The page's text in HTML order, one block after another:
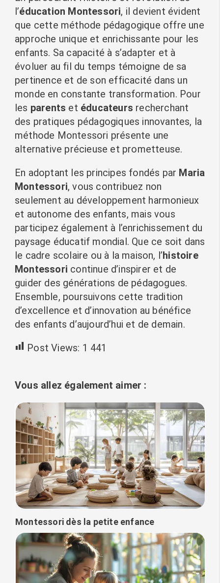
l’éducation Montessori, il devient évident
que cette méthode pédagogique offre une
approche unique et enrichissante pour les
enfants. Sa capacité à s’adapter et à
évoluer au fil du temps témoigne de sa
pertinence et de son efficacité dans un
monde en constante transformation. Pour
les parents et éducateurs recherchant
des pratiques pédagogiques innovantes, la
méthode Montessori présente une
alternative précieuse et prometteuse.
En adoptant les principes fondés par Maria
Montessori, vous contribuez non
seulement au développement harmonieux
et autonome des enfants, mais vous
participez également à l’enrichissement du
paysage éducatif mondial. Que ce soit dans
le cadre scolaire ou à la maison, l’histoire
Montessori continue d’inspirer et de
guider des générations de pédagogues.
Ensemble, poursuivons cette tradition
d’excellence et d’innovation au bénéfice
des enfants d’aujourd’hui et de demain.
Post Views: 1 441
Vous allez également aimer :
Montessori dès la petite enfance